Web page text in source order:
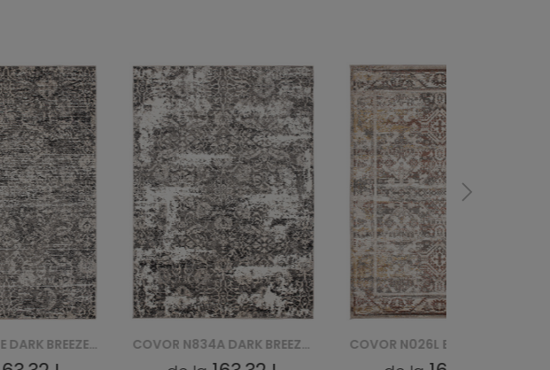
COVOR N834E DARK BREEZE FVI - SZARY COVOR N834A DARK BREEZE FVI - SZARY